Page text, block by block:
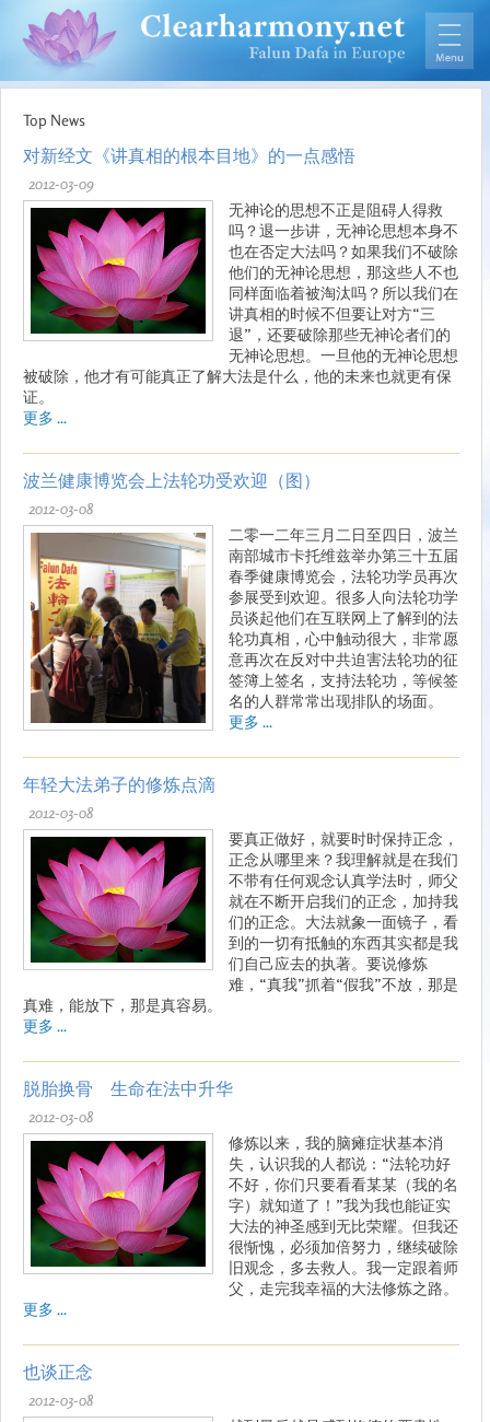
Top News
对新经文《讲真相的根本目地》的一点感悟
2012-03-09
无神论的思想不正是阻碍人得救
吗？退一步讲，无神论思想本身不
也在否定大法吗？如果我们不破除
他们的无神论思想，那这些人不也
同样面临着被淘汰吗？所以我们在
讲真相的时候不但要让对方“三
退”，还要破除那些无神论者们的
无神论思想。一旦他的无神论思想
被破除，他才有可能真正了解大法是什么，他的未来也就更有保
证。
更多 ...
波兰健康博览会上法轮功受欢迎（图）
2012-03-08
二零一二年三月二日至四日，波兰
南部城市卡托维兹举办第三十五届
春季健康博览会，法轮功学员再次
参展受到欢迎。很多人向法轮功学
员谈起他们在互联网上了解到的法
轮功真相，心中触动很大，非常愿
意再次在反对中共迫害法轮功的征
签簿上签名，支持法轮功，等候签
名的人群常常出现排队的场面。
更多 ...
年轻大法弟子的修炼点滴
2012-03-08
要真正做好，就要时时保持正念，
正念从哪里来？我理解就是在我们
不带有任何观念认真学法时，师父
就在不断开启我们的正念，加持我
们的正念。大法就象一面镜子，看
到的一切有抵触的东西其实都是我
们自己应去的执著。要说修炼
难，“真我”抓着“假我”不放，那是
真难，能放下，那是真容易。
更多 ...
脱胎换骨 生命在法中升华
2012-03-08
修炼以来，我的脑瘫症状基本消
失，认识我的人都说：“法轮功好
不好，你们只要看看某某（我的名
字）就知道了！”我为我也能证实
大法的神圣感到无比荣耀。但我还
很惭愧，必须加倍努力，继续破除
旧观念，多去救人。我一定跟着师
父，走完我幸福的大法修炼之路。
更多 ...
也谈正念
2012-03-08